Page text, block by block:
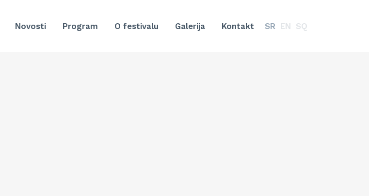
Novosti Program O festivalu Galerija Kontakt SR EN SQ